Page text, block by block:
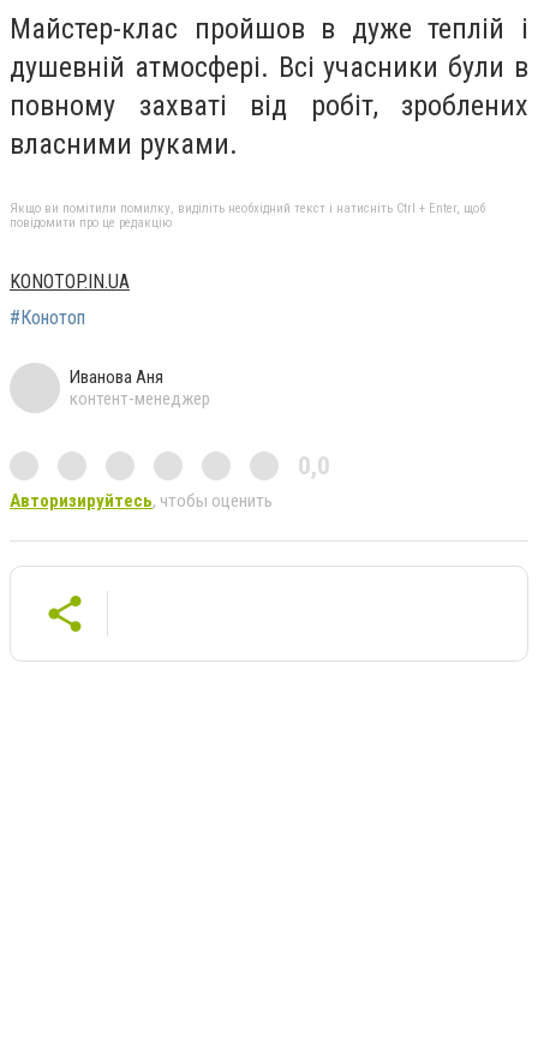
Майстер-клас пройшов в дуже теплій і
душевній атмосфері. Всі учасники були в
повному захваті від робіт, зроблених
власними руками.
Якщо ви помітили помилку, виділіть необхідний текст і натисніть Ctrl + Enter, щоб
повідомити про це редакцію
KONOTOP.IN.UA
#Конотоп
Иванова Аня
контент-менеджер
0,0
Авторизируйтесь, чтобы оценить